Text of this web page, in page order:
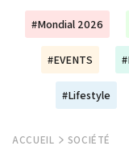
#Mondial 2026
#EVENTS
#Lifestyle
ACCUEIL SOCIÉTÉ